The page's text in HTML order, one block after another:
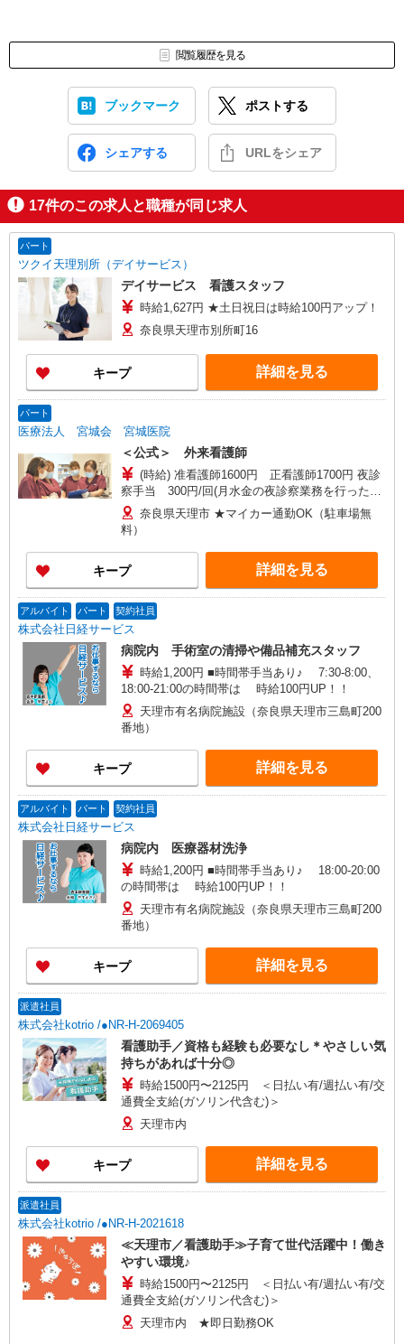
閲覧履歴を見る
ブックマーク ポストする
シェアする URLをシェア
17件のこの求人と職種が同じ求人
パート
ツクイ天理別所（デイサービス）
デイサービス 看護スタッフ
時給1,627円 ★土日祝日は時給100円アップ！
奈良県天理市別所町16
キープ 詳細を見る
パート
医療法人 宮城会 宮城医院
＜公式＞ 外来看護師
(時給) 准看護師1600円 正看護師1700円 夜診
察手当 300円/回(月水金の夜診察業務を行った場
合）奈良県天理市 ★マイカー通勤OK（駐車場無
料）
キープ 詳細を見る
アルバイト パート 契約社員
株式会社日経サービス
病院内 手術室の清掃や備品補充スタッフ
時給1,200円 ■時間帯手当あり♪ 7:30-8:00、
18:00-21:00の時間帯は 時給100円UP！！
天理市有名病院施設（奈良県天理市三島町200
番地）
キープ 詳細を見る
アルバイト パート 契約社員
株式会社日経サービス
病院内 医療器材洗浄
時給1,200円 ■時間帯手当あり♪ 18:00-20:00
の時間帯は 時給100円UP！！
天理市有名病院施設（奈良県天理市三島町200
番地）
キープ 詳細を見る
派遣社員
株式会社kotrio /●NR-H-2069405
看護助手／資格も経験も必要なし＊やさしい気
持ちがあれば十分◎
時給1500円〜2125円 ＜日払い有/週払い有/交
通費全支給(ガソリン代含む)＞
天理市内
キープ 詳細を見る
派遣社員
株式会社kotrio /●NR-H-2021618
≪天理市／看護助手≫子育て世代活躍中！働き
やすい環境♪
時給1500円〜2125円 ＜日払い有/週払い有/交
通費全支給(ガソリン代含む)＞
天理市内 ★即日勤務OK